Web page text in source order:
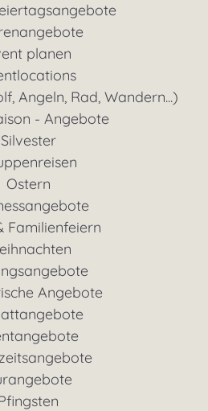
planen
Angeln, Rad, Wandern...)
- Angebote
Silvester
Ostern
Familienfeiern
Angebote